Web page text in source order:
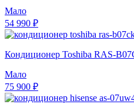
Мало
54 990 ₽
Кондиционер Toshiba RAS-
Мало
75 900 ₽